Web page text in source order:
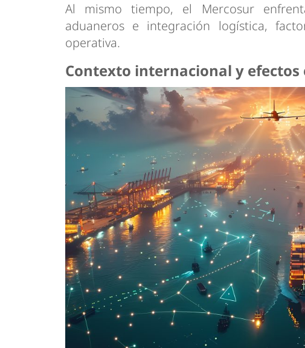
Al mismo tiempo, el Mercosur
aduaneros e integración logística,
operativa.
Contexto internacional y efectos